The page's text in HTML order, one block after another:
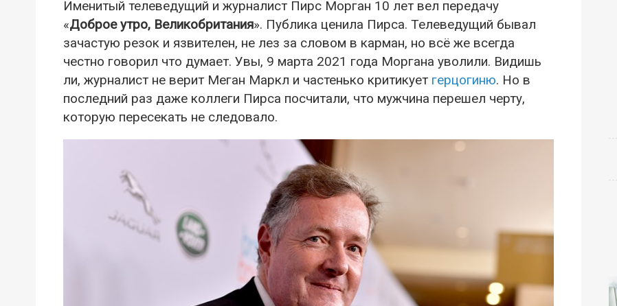
Именитый телеведущий и журналист Пирс Морган 10 лет вел передачу
«Доброе утро, Великобритания». Публика ценила Пирса. Телеведущий бывал
зачастую резок и язвителен, не лез за словом в карман, но всё же всегда
честно говорил что думает. Увы, 9 марта 2021 года Моргана уволили. Видишь
ли, журналист не верит Меган Маркл и частенько критикует герцогиню. Но в
последний раз даже коллеги Пирса посчитали, что мужчина перешел черту,
которую пересекать не следовало.